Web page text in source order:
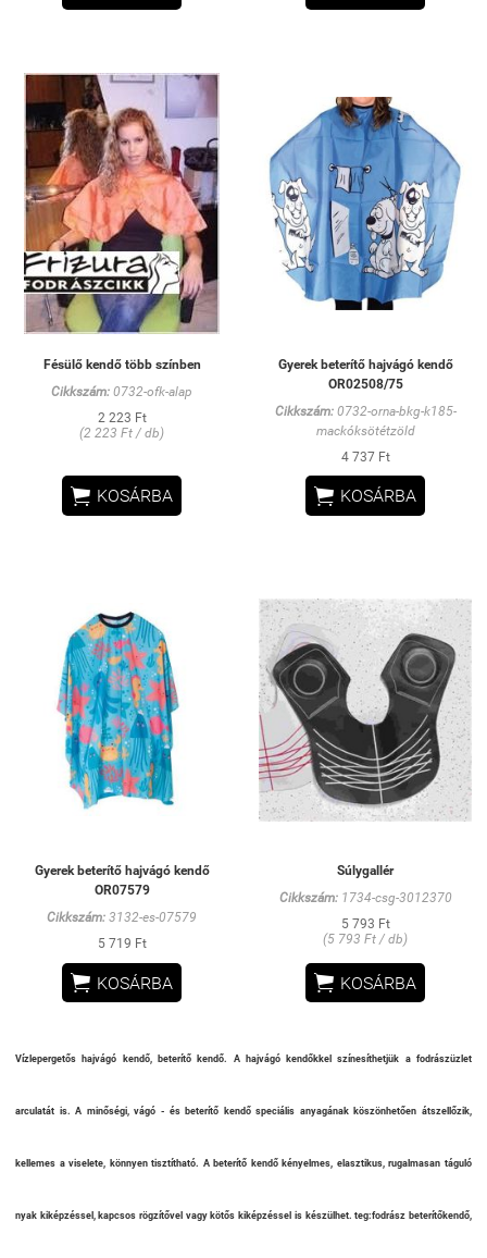
Fésülő kendő több színben
Cikkszám: 0732-ofk-alap
2 223 Ft
(2 223 Ft / db)
 KOSÁRBA
Gyerek beterítő hajvágó kendő
OR02508/75
Cikkszám:0732-orna-bkg-k185-
mackóksötétzöld
4 737 Ft
 KOSÁRBA
Gyerek beterítő hajvágó kendő
OR07579
Cikkszám: 3132-es-07579
5 719 Ft
 KOSÁRBA
Súlygallér
Cikkszám:1734-csg-3012370
5 793 Ft
(5 793 Ft / db)
 KOSÁRBA
Vízlepergetős hajvágó kendő, beterítő kendő. A hajvágó kendőkkel színesíthetjük a fodrászüzlet
arculatát is. A minőségi, vágó - és beterítő kendő speciális anyagának köszönhetően átszellőzik,
kellemes a viselete, könnyen tisztítható. A beterítő kendő kényelmes, elasztikus, rugalmasan táguló
nyak kiképzéssel, kapcsos rögzítővel vagy kötős kiképzéssel is készülhet. teg:fodrász beterítőkendő,